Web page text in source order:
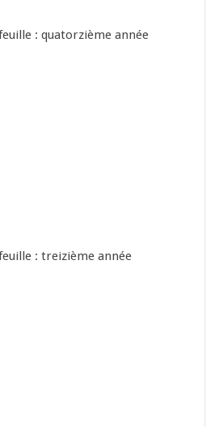
: quatorzième année
: treizième année